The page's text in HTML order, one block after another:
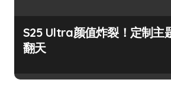
S25 Ultra颜值炸裂！定制主
翻天